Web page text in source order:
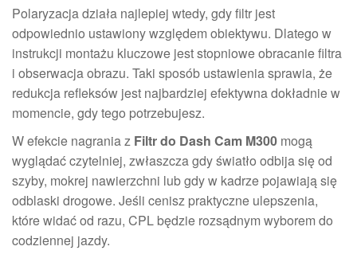
Polaryzacja działa najlepiej wtedy, gdy filtr jest
odpowiednio ustawiony względem obiektywu. Dlatego w
instrukcji montażu kluczowe jest stopniowe obracanie filtra
i obserwacja obrazu. Taki sposób ustawienia sprawia, że
redukcja refleksów jest najbardziej efektywna dokładnie w
momencie, gdy tego potrzebujesz.
W efekcie nagrania z Filtr do Dash Cam M300 mogą
wyglądać czytelniej, zwłaszcza gdy światło odbija się od
szyby, mokrej nawierzchni lub gdy w kadrze pojawiają się
odblaski drogowe. Jeśli cenisz praktyczne ulepszenia,
które widać od razu, CPL będzie rozsądnym wyborem do
codziennej jazdy.